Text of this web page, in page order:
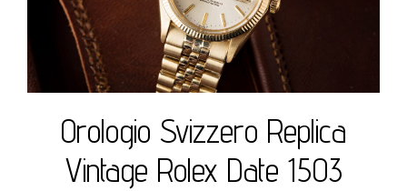
Orologio Svizzero Replica
Vintage Rolex Date 1503